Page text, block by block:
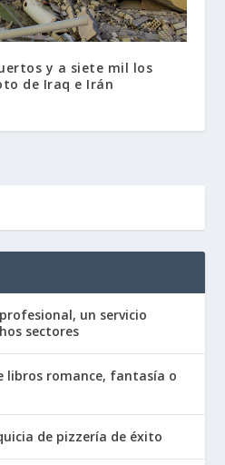
y a siete mil los
de Iraq e Irán
un servicio
sectores
libros romance, fantasía o
de pizzería de éxito